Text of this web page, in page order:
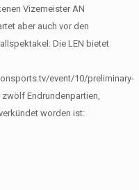
Vizemeister AN
aber auch vor den
Die LEN bietet
event/10/preliminary-
Endrundenpartien,
worden ist: